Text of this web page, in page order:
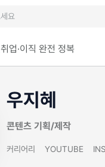
취업·이직 완전 정복
우지혜
콘텐츠 기획/제작
커리어리 YOUTUBE